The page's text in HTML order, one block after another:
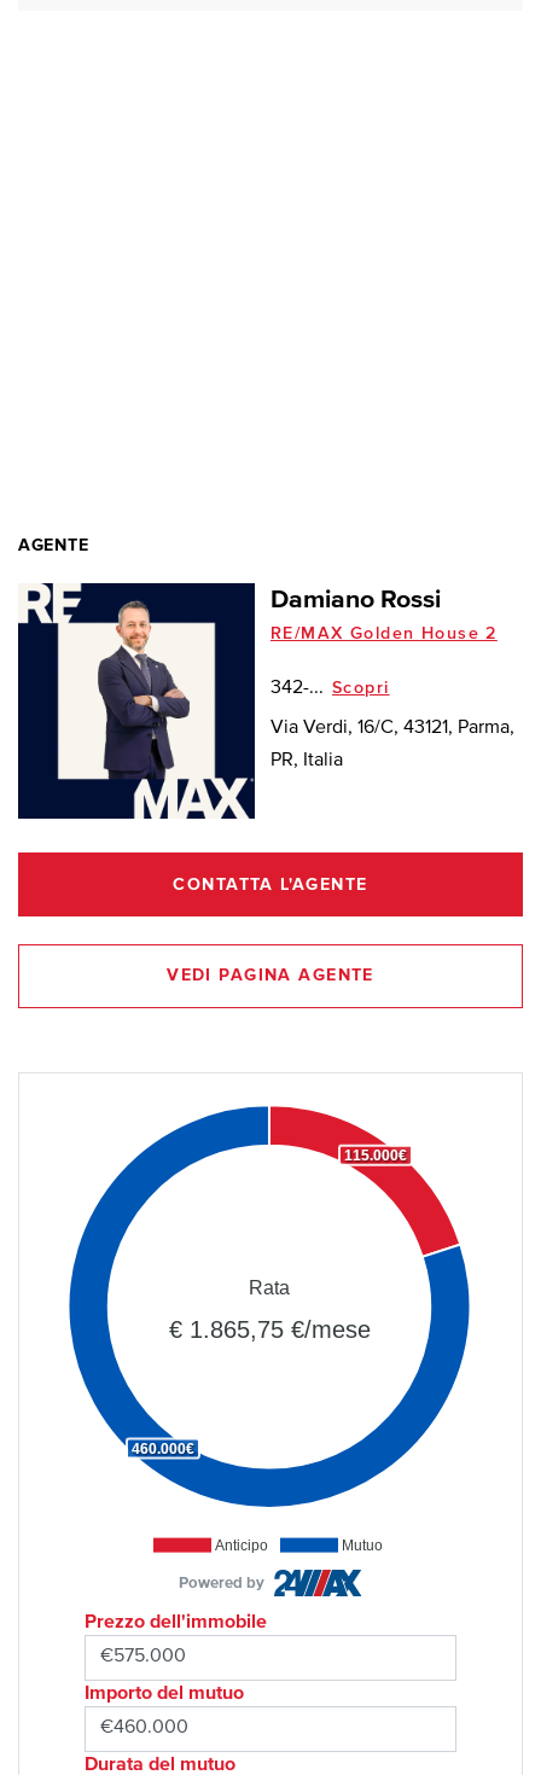
AGENTE
Damiano Rossi
RE/MAX Golden House 2
342-... Scopri
Via Verdi, 16/C, 43121, Parma,
PR, Italia
CONTATTA L'AGENTE
VEDI PAGINA AGENTE
Anticipo Mutuo
115.000€
460.000€
Rata
€ 1.865,75 €/mese
Powered by
Prezzo dell'immobile
Importo del mutuo
Durata del mutuo